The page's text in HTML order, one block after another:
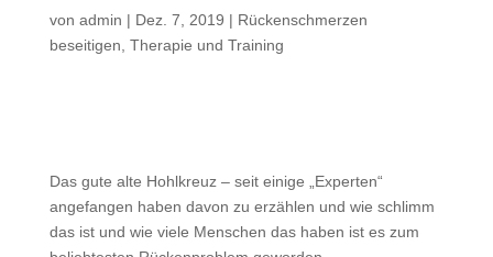
von admin | Dez. 7, 2019 | Rückenschmerzen
beseitigen, Therapie und Training
Das gute alte Hohlkreuz – seit einige „Experten“
angefangen haben davon zu erzählen und wie schlimm
das ist und wie viele Menschen das haben ist es zum